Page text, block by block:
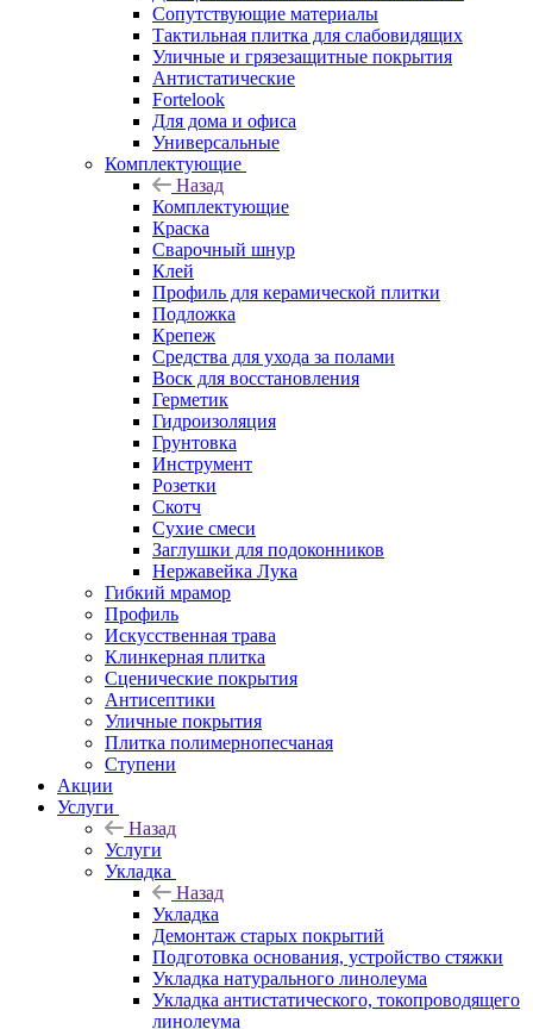
Сопутствующие материалы
Тактильная плитка для слабовидящих
Уличные и грязезащитные покрытия
Антистатические
Fortelook
Для дома и офиса
Универсальные
Комплектующие
Назад
Комплектующие
Краска
Сварочный шнур
Клей
Профиль для керамической плитки
Подложка
Крепеж
Средства для ухода за полами
Воск для восстановления
Герметик
Гидроизоляция
Грунтовка
Инструмент
Розетки
Скотч
Сухие смеси
Заглушки для подоконников
Нержавейка Лука
Гибкий мрамор
Профиль
Искусственная трава
Клинкерная плитка
Сценические покрытия
Антисептики
Уличные покрытия
Плитка полимернопесчаная
Ступени
Акции
Услуги
Назад
Услуги
Укладка
Назад
Укладка
Демонтаж старых покрытий
Подготовка основания, устройство стяжки
Укладка натурального линолеума
Укладка антистатического, токопроводящего
линолеума